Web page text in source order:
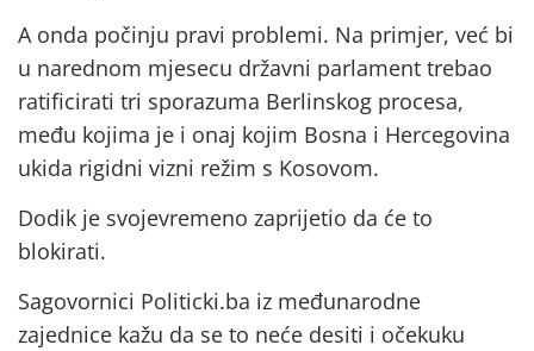
A onda počinju pravi problemi. Na primjer, već bi
u narednom mjesecu državni parlament trebao
ratificirati tri sporazuma Berlinskog procesa,
među kojima je i onaj kojim Bosna i Hercegovina
ukida rigidni vizni režim s Kosovom.
Dodik je svojevremeno zaprijetio da će to
blokirati.
Sagovornici Politicki.ba iz međunarodne
zajednice kažu da se to neće desiti i očekuku